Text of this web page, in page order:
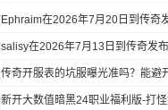
Ephraim在2026年7月20日到传奇
salisy在2026年7月13日到传奇发
传奇开服表的坑服曝光准吗？能避
新开大数值暗黑24职业福利版-打